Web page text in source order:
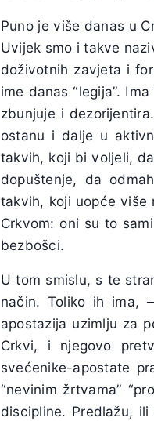
Puno je više danas u
Uvijek smo i takve
doživotnih zavjeta i
ime danas “legija”.
zbunjuje i
ostanu i dalje u
takvih, koji bi voljeli,
dopuštenje, da
takvih, koji uopće više
Crkvom: oni su to
bezbošci.
U tom smislu, s te
način. Toliko ih ima,
apostazija uzimlju za
Crkvi, i njegovo
svećenike-apostate
“nevinim žrtvama”
discipline. Predlažu,